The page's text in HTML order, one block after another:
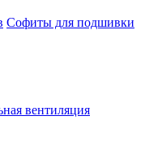
Софиты для подшивки
вентиляция